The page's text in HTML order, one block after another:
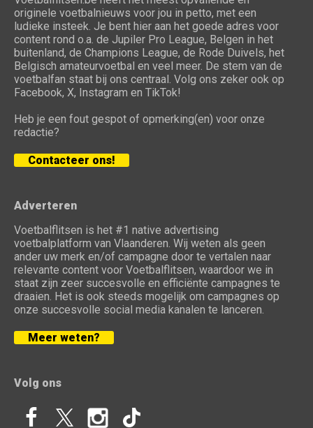
originele voetbalnieuws voor jou in petto, met een
ludieke insteek. Je bent hier aan het goede adres voor
content rond o.a. de Jupiler Pro League, Belgen in het
buitenland, de Champions League, de Rode Duivels, het
Belgisch amateurvoetbal en veel meer. De stem van de
voetbalfan staat bij ons centraal. Volg ons zeker ook op
Facebook, X, Instagram en TikTok!
Heb je een fout gespot of opmerking(en) voor onze
redactie?
Contacteer ons!
Adverteren
Voetbalflitsen is het #1 native advertising
voetbalplatform van Vlaanderen. Wij weten als geen
ander uw merk en/of campagne door te vertalen naar
relevante content voor Voetbalflitsen, waardoor we in
staat zijn zeer succesvolle en efficiënte campagnes te
draaien. Het is ook steeds mogelijk om campagnes op
onze succesvolle social media kanalen te lanceren.
Meer weten?
Volg ons